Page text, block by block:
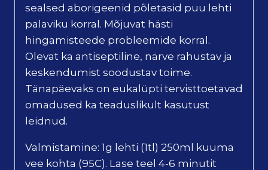
sealsed aborigeenid põletasid puu lehti
palaviku korral. Mõjuvat hästi
hingamisteede probleemide korral.
Olevat ka antiseptiline, närve rahustav ja
keskendumist soodustav toime.
Tänapäevaks on eukalüpti tervisttoetavad
omadused ka teaduslikult kasutust
leidnud.
Valmistamine: 1g lehti (1tl) 250ml kuuma
vee kohta (95C). Lase teel 4-6 minutit